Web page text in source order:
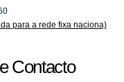
para a rede fixa naciona)
Contacto